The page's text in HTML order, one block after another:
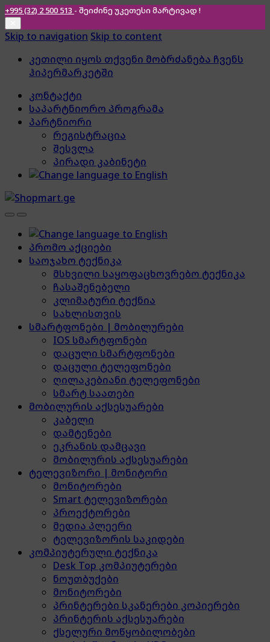
+995 (32) 2 500 513 - შეიძინე უკეთესი მარტივად !
Skip to navigation Skip to content
კეთილი იყოს თქვენი მობრძანება ჩვენს
ჰიპერმარკეტში
კონტაქტი
საპარტნიორო პროგრამა
პარტნიორი
რეგისტრაცია
შესვლა
პირადი კაბინეტი
პრომო აქციები
საოჯახო ტექნიკა
მსხვილი საყოფაცხოვრებო ტექნიკა
ჩასაშენებელი
კლიმატური ტექნია
სახლისთვის
სმარტფონები | მობილურები
IOS სმარტფონები
დაცული სმარტფონები
დაცული ტელეფონები
ღილაკებიანი ტელეფონები
სმარტ საათები
მობილურის აქსესუარები
კაბელი
დამტენები
ეკრანის დამცავი
მობილურის აქსესუარები
ტელევიზორი | მონიტორი
მონიტორები
Smart ტელევიზორები
პროექტორები
მედია პლეერი
ტელევიზორის საკიდები
კომპიუტერული ტექნიკა
Desk Top კომპიუტერები
ნოუთბუქები
მონიტორები
პრინტერები სკანერები კოპიერები
პრინტერის აქსესუარები
ქსელური მოწყობილობები